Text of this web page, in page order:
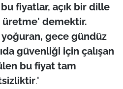
bu fiyatlar, açık bir dille
üretme' demektir.
gece gündüz
güvenliği için çalışan
bu fiyat tam
."